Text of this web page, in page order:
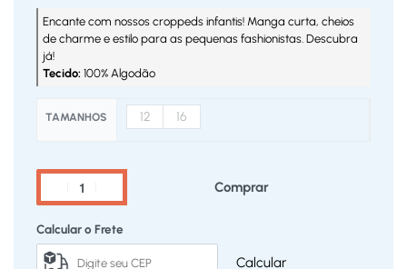
Encante com nossos croppeds infantis! Manga curta, cheios
de charme e estilo para as pequenas fashionistas. Descubra
já!
Tecido: 100% Algodão
TAMANHOS 12 16
Comprar
Calcular o Frete
Calcular